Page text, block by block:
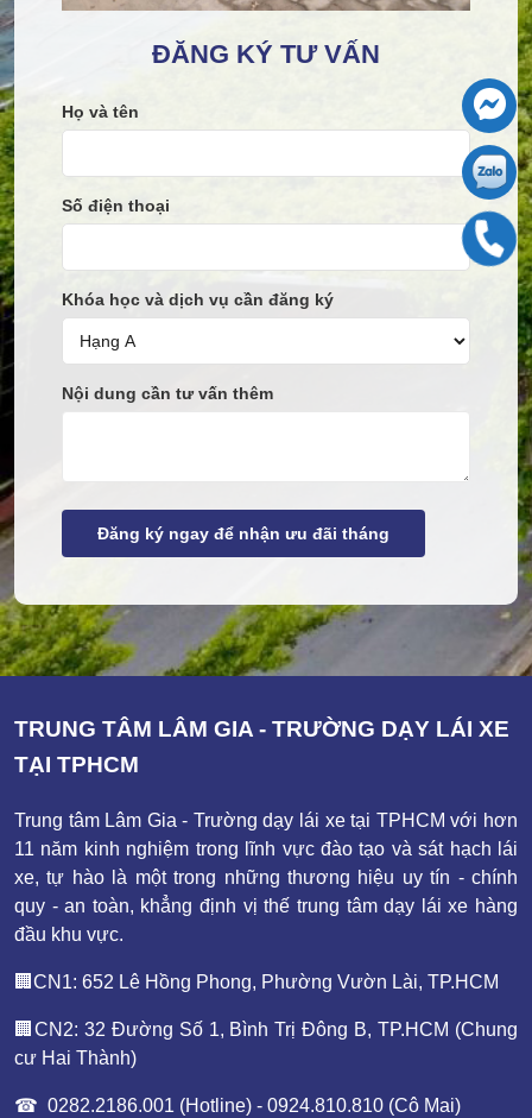
ĐĂNG KÝ TƯ VẤN
Họ và tên
Số điện thoại
Khóa học và dịch vụ cần đăng ký
Nội dung cần tư vấn thêm
TRUNG TÂM LÂM GIA - TRƯỜNG DẠY LÁI XE
TẠI TPHCM
Trung tâm Lâm Gia - Trường dạy lái xe tại TPHCM với hơn
11 năm kinh nghiệm trong lĩnh vực đào tạo và sát hạch lái
xe, tự hào là một trong những thương hiệu uy tín - chính
quy - an toàn, khẳng định vị thế trung tâm dạy lái xe hàng
đầu khu vực.
🏢CN1: 652 Lê Hồng Phong, Phường Vườn Lài, TP.HCM
🏢CN2: 32 Đường Số 1, Bình Trị Đông B, TP.HCM (Chung
cư Hai Thành)
☎ 0282.2186.001 (Hotline) - 0924.810.810 (Cô Mai)